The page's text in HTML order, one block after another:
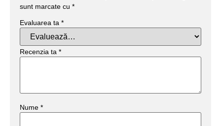
sunt marcate cu *
Evaluarea ta *
Recenzia ta *
Nume *